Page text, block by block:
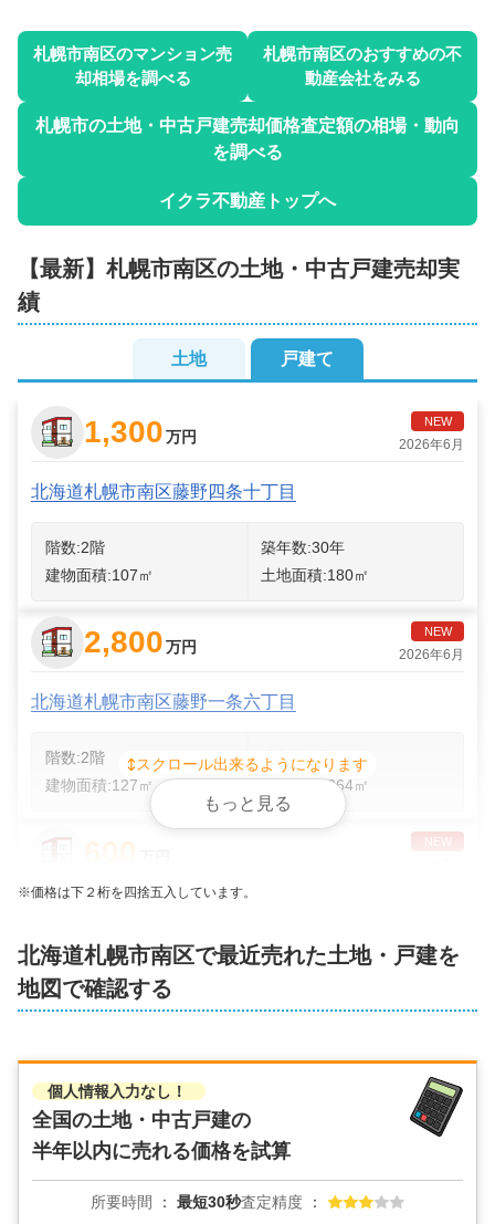
札幌市南区のマンション売
却相場を調べる
札幌市南区のおすすめの不
動産会社をみる
札幌市の土地・中古戸建売却価格査定額の相場・動向
を調べる
イクラ不動産トップへ
【最新】 札幌市南区の土地・中古戸建売却実
績
土地 戸建て
NEW
1,300万円 2026年6月
北海道札幌市南区藤野四条十丁目
階数:2階 築年数:30年
建物面積:107㎡ 土地面積:180㎡
NEW
2,800万円 2026年6月
北海道札幌市南区藤野一条六丁目
階数:2階 築年数:6年
建物面積:127㎡ 土地面積:264㎡
NEW
600
階数:2階 築年数:35年
建物面積:96 ㎡
300万円 2026年5月
北海道札幌市南区藤野六条六丁目
階数:2階 築年数:52年
建物面積:92㎡ 土地面積: 218㎡
スクロール出来るようになります
もっと見る
※価格は下２桁を四捨五入しています。
北海道札幌市南区で最近売れた土地・戸建を
地図で確認する
2
個人情報入力なし！
全国の土地・中古戸建の
半年以内に売れる価格を試算
所要時間 最短30秒査定精度